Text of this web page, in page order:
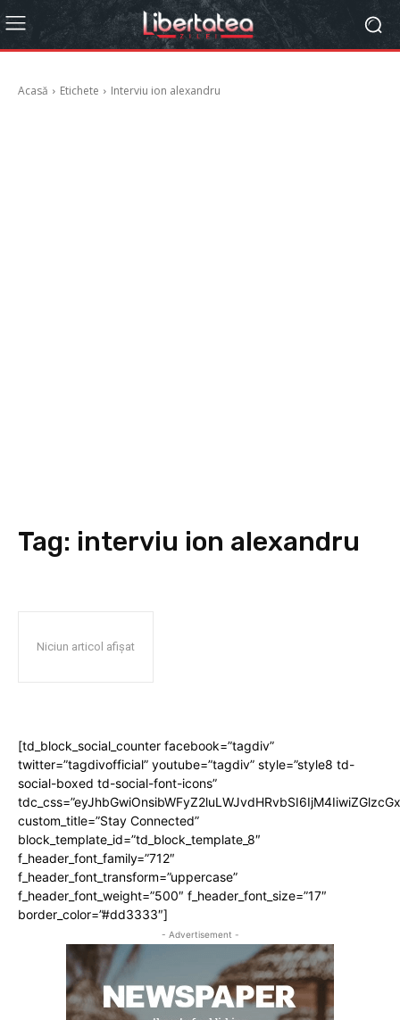
Acasă Etichete Interviu ion alexandru
Tag: interviu ion alexandru
Niciun articol afișat
[td_block_social_counter facebook=”tagdiv”
twitter=”tagdivofficial” youtube=”tagdiv” style=”style8 td-
social-boxed td-social-font-icons”
custom_title=”Stay Connected”
block_template_id=”td_block_template_8″
f_header_font_family=”712″
f_header_font_transform=”uppercase”
f_header_font_weight=”500″ f_header_font_size=”17″
border_color=”#dd3333″]
- Advertisement -